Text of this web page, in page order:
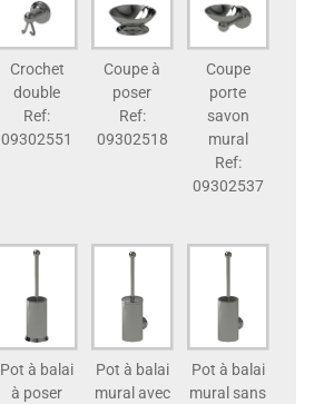
Crochet
double
Ref:
09302551
Coupe à
poser
Ref:
09302518
Coupe
porte
savon
mural
Ref:
09302537
Pot à balai
à poser
Pot à balai
mural avec
Pot à balai
mural sans